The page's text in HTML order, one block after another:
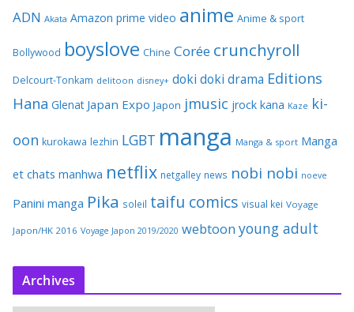
ADN Akata Amazon prime video anime Anime & sport
Bollywood boyslove Chine Corée crunchyroll
Delcourt-Tonkam delitoon disney+ doki doki drama Editions
Hana Glenat Japan Expo Japon jmusic jrock kana Kaze ki-
oon kurokawa lezhin LGBT manga Manga & sport Manga
et chats manhwa netflix netgalley news nobi nobi noeve
Panini manga Pika soleil taifu comics visual kei Voyage
Japon/HK 2016 Voyage Japon 2019/2020 webtoon young adult
Archives